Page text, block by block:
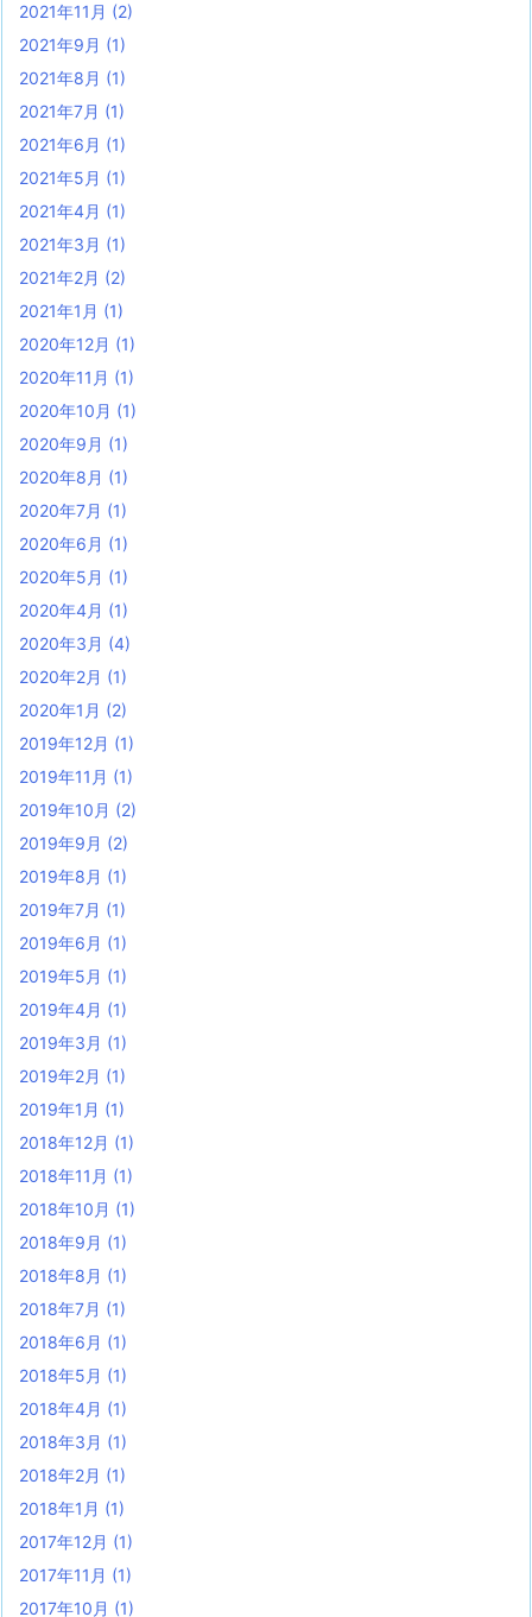
2021年11月 (2)
2021年9月 (1)
2021年8月 (1)
2021年7月 (1)
2021年6月 (1)
2021年5月 (1)
2021年4月 (1)
2021年3月 (1)
2021年2月 (2)
2021年1月 (1)
2020年12月 (1)
2020年11月 (1)
2020年10月 (1)
2020年9月 (1)
2020年8月 (1)
2020年7月 (1)
2020年6月 (1)
2020年5月 (1)
2020年4月 (1)
2020年3月 (4)
2020年2月 (1)
2020年1月 (2)
2019年12月 (1)
2019年11月 (1)
2019年10月 (2)
2019年9月 (2)
2019年8月 (1)
2019年7月 (1)
2019年6月 (1)
2019年5月 (1)
2019年4月 (1)
2019年3月 (1)
2019年2月 (1)
2019年1月 (1)
2018年12月 (1)
2018年11月 (1)
2018年10月 (1)
2018年9月 (1)
2018年8月 (1)
2018年7月 (1)
2018年6月 (1)
2018年5月 (1)
2018年4月 (1)
2018年3月 (1)
2018年2月 (1)
2018年1月 (1)
2017年12月 (1)
2017年11月 (1)
2017年10月 (1)